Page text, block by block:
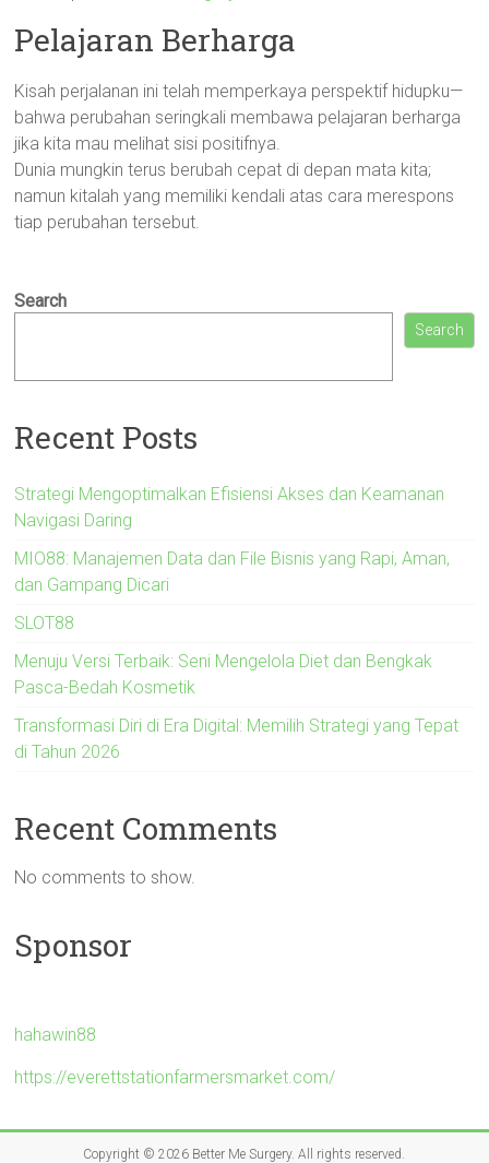
Pelajaran Berharga
Kisah perjalanan ini telah memperkaya perspektif hidupku—
bahwa perubahan seringkali membawa pelajaran berharga
jika kita mau melihat sisi positifnya.
Dunia mungkin terus berubah cepat di depan mata kita;
namun kitalah yang memiliki kendali atas cara merespons
tiap perubahan tersebut.
Search
Search
Recent Posts
Strategi Mengoptimalkan Efisiensi Akses dan Keamanan
Navigasi Daring
MIO88: Manajemen Data dan File Bisnis yang Rapi, Aman,
dan Gampang Dicari
SLOT88
Menuju Versi Terbaik: Seni Mengelola Diet dan Bengkak
Pasca-Bedah Kosmetik
Transformasi Diri di Era Digital: Memilih Strategi yang Tepat
di Tahun 2026
Recent Comments
No comments to show.
Sponsor
hahawin88
https://everettstationfarmersmarket.com/
Copyright © 2026 Better Me Surgery. All rights reserved.